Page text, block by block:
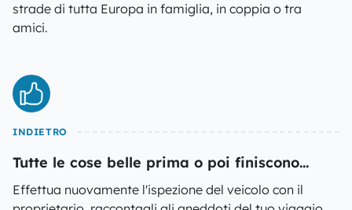
strade di tutta Europa in famiglia, in coppia o tra
amici.
INDIETRO
Tutte le cose belle prima o poi finiscono...
Effettua nuovamente l'ispezione del veicolo con il